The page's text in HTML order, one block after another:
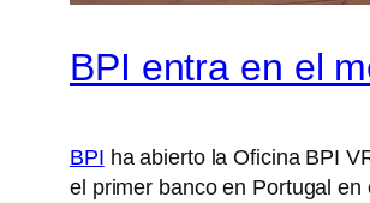
BPI entra en el
BPI ha abierto la Oficina BPI
el primer banco en Portugal